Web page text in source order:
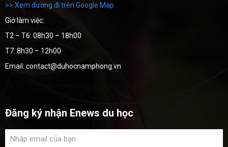
>> Xem đường đi trên Google Map
Giờ làm việc:
T2 – T6: 08h30 – 18h00
T7: 8h30 – 12h00
Email: contact@duhocnamphong.vn
Đăng ký nhận Enews du học